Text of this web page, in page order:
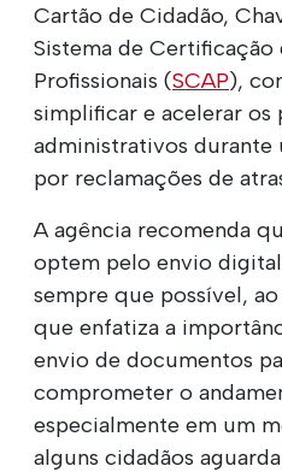
Cartão de Cidadão,
Sistema de
Profissionais (SCAP),
simplificar e acelerar os
administrativos durante
por reclamações de
A agência recomenda
optem pelo envio
sempre que possível,
que enfatiza a
envio de documentos
comprometer o
especialmente em um
alguns cidadãos